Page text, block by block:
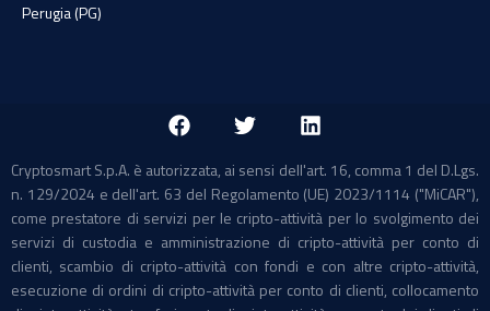
Perugia (PG)
Cryptosmart S.p.A. è autorizzata, ai sensi dell'art. 16, comma 1 del D.Lgs.
n. 129/2024 e dell'art. 63 del Regolamento (UE) 2023/1114 ("MiCAR"),
come prestatore di servizi per le cripto-attività per lo svolgimento dei
servizi di custodia e amministrazione di cripto-attività per conto di
clienti, scambio di cripto-attività con fondi e con altre cripto-attività,
esecuzione di ordini di cripto-attività per conto di clienti, collocamento